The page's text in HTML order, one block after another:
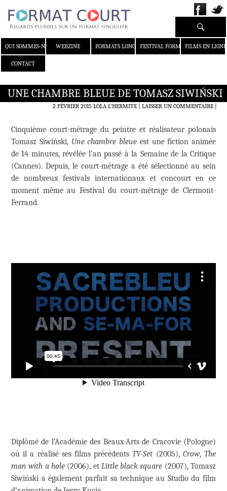
QUI SOMMES-NOUS ?WEBZINE FORMATS LONGS FESTIVAL FORMAT COURT
FILMS EN LIGNE
CONTACT
Recherche
UNE CHAMBRE BLEUE DE TOMASZ SIWIŃSKI
2 FÉVRIER 2015 LOLA L'HERMITE LAISSER UN COMMENTAIRE|
Cinquième court-métrage du peintre et réalisateur polonais
Tomasz Siwiński, Une chambre bleue est une fiction animée
de 14 minutes, révélée l’an passé à la Semaine de la Critique
(Cannes). Depuis, le court-métrage a été sélectionné au sein
de nombreux festivals internationaux et concourt en ce
moment même au Festival du court-métrage de Clermont-
Ferrand.
Diplômé de l’Académie des Beaux-Arts de Cracovie (Pologne)
où il a réalisé ses films précédentsTV-Set(2005), Crow,The
man with a hole(2006), et Little black square (2007), Tomasz
Siwiński a également parfait sa technique au Studio du film